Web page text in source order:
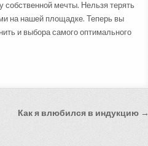
собственной мечты. Нельзя терять
на нашей площадке. Теперь вы
и выбора самого оптимального
Как я влюбился в индукцию →